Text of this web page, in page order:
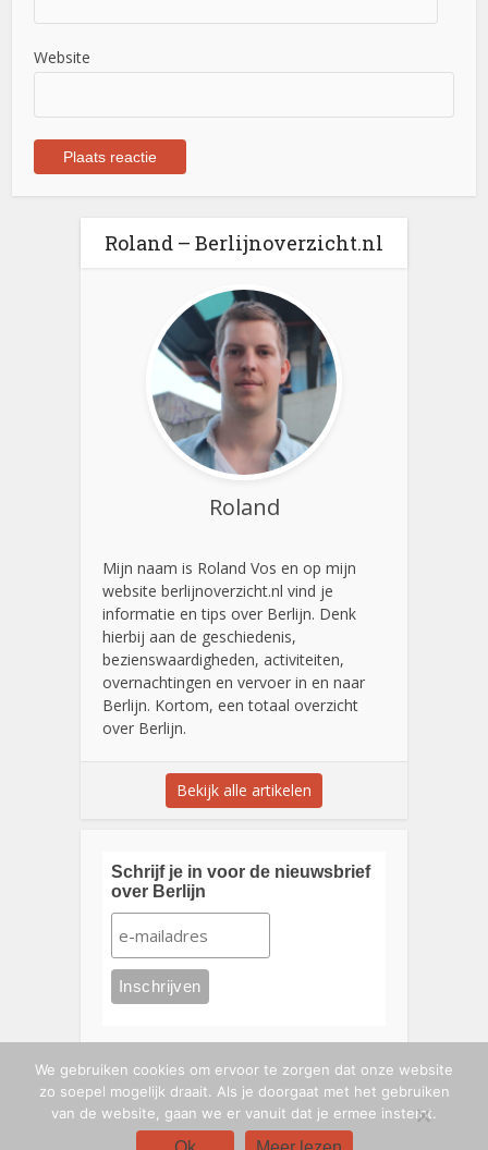
Website
Roland – Berlijnoverzicht.nl
Roland
Mijn naam is Roland Vos en op mijn
website berlijnoverzicht.nl vind je
informatie en tips over Berlijn. Denk
hierbij aan de geschiedenis,
bezienswaardigheden, activiteiten,
overnachtingen en vervoer in en naar
Berlijn. Kortom, een totaal overzicht
over Berlijn.
Bekijk alle artikelen
Schrijf je in voor de nieuwsbrief
over Berlijn
We gebruiken cookies om ervoor te zorgen dat onze website
zo soepel mogelijk draait. Als je doorgaat met het gebruiken
van de website, gaan we er vanuit dat je ermee instemt.